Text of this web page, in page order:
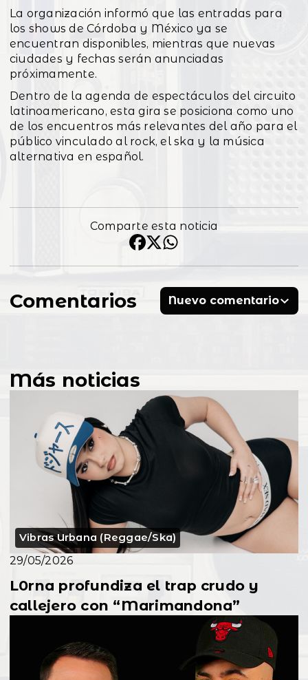
La organización informó que las entradas para
los shows de Córdoba y México ya se
encuentran disponibles, mientras que nuevas
ciudades y fechas serán anunciadas
próximamente.
Dentro de la agenda de espectáculos del circuito
latinoamericano, esta gira se posiciona como uno
de los encuentros más relevantes del año para el
público vinculado al rock, el ska y la música
alternativa en español.
Comparte esta noticia
Comentarios Nuevo comentario
Más noticias
Vibras Urbana (Reggae/Ska)
29/05/2026
L0rna profundiza el trap crudo y
callejero con “Marimandona”